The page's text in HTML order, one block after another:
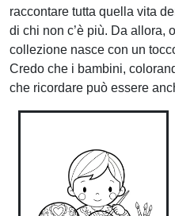
raccontare tutta quella vita
di chi non c’è più. Da allora,
collezione nasce con un
Credo che i bambini,
che ricordare può essere